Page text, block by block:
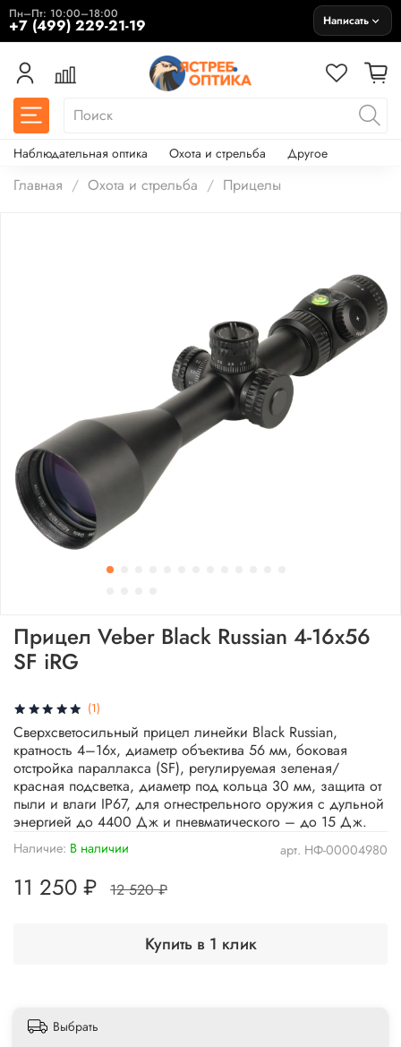
Пн–Пт: 10:00–18:00
+7 (499) 229-21-19 Написать
Наблюдательная оптика Охота и стрельба Другое
Главная Охота и стрельба Прицелы
(1)
арт. НФ-00004980
Наличие: В наличии
Прицел Veber Black Russian 4-16x56
SF iRG
11 250 ₽ 12 520 ₽
Купить в 1 клик
Сверхсветосильный прицел линейки Black Russian,
кратность 4–16х, диаметр объектива 56 мм, боковая
отстройка параллакса (SF), регулируемая зеленая/
красная подсветка, диаметр под кольца 30 мм, защита от
пыли и влаги IP67, для огнестрельного оружия с дульной
энергией до 4400 Дж и пневматического – до 15 Дж.
Выбрать